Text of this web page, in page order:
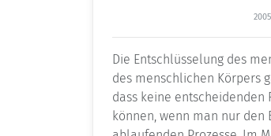
Die Entschlüsselung des
des menschlichen Körpers
dass keine entscheidenden
können, wenn man nur